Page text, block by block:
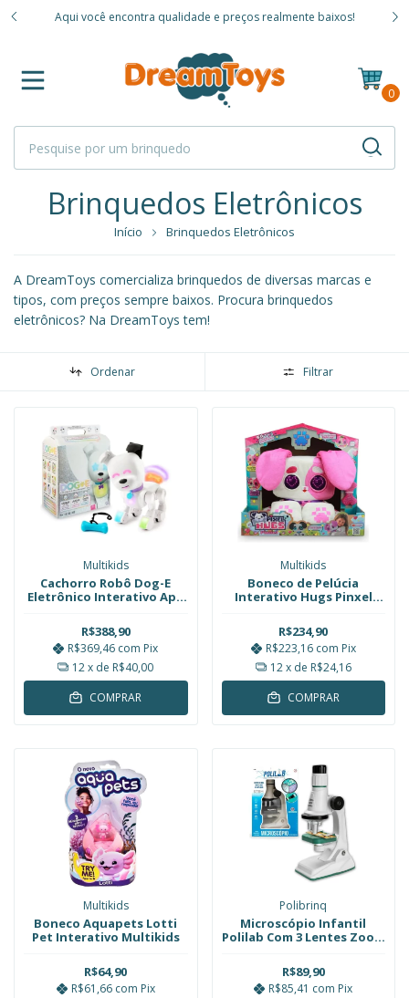
Aqui você encontra qualidade e preços realmente baixos!
0
Brinquedos Eletrônicos
Início Brinquedos Eletrônicos
A DreamToys comercializa brinquedos de diversas marcas e
tipos, com preços sempre baixos. Procura brinquedos
eletrônicos? Na DreamToys tem!
Ordenar Filtrar
Multikids
Cachorro Robô Dog-E
Eletrônico Interativo App
R$388,90
R$369,46 com Pix
12x de R$40,00
COMPRAR
Multikids
Boneco de Pelúcia
Interativo Hugs Pinxel
R$234,90
R$223,16 com Pix
12x de R$24,16
COMPRAR
Multikids
Boneco Aquapets Lotti
Pet Interativo Multikids
R$64,90
R$61,66 com Pix
Polibrinq
Microscópio Infantil
Polilab Com 3 Lentes Zoom
R$89,90
R$85,41 com Pix